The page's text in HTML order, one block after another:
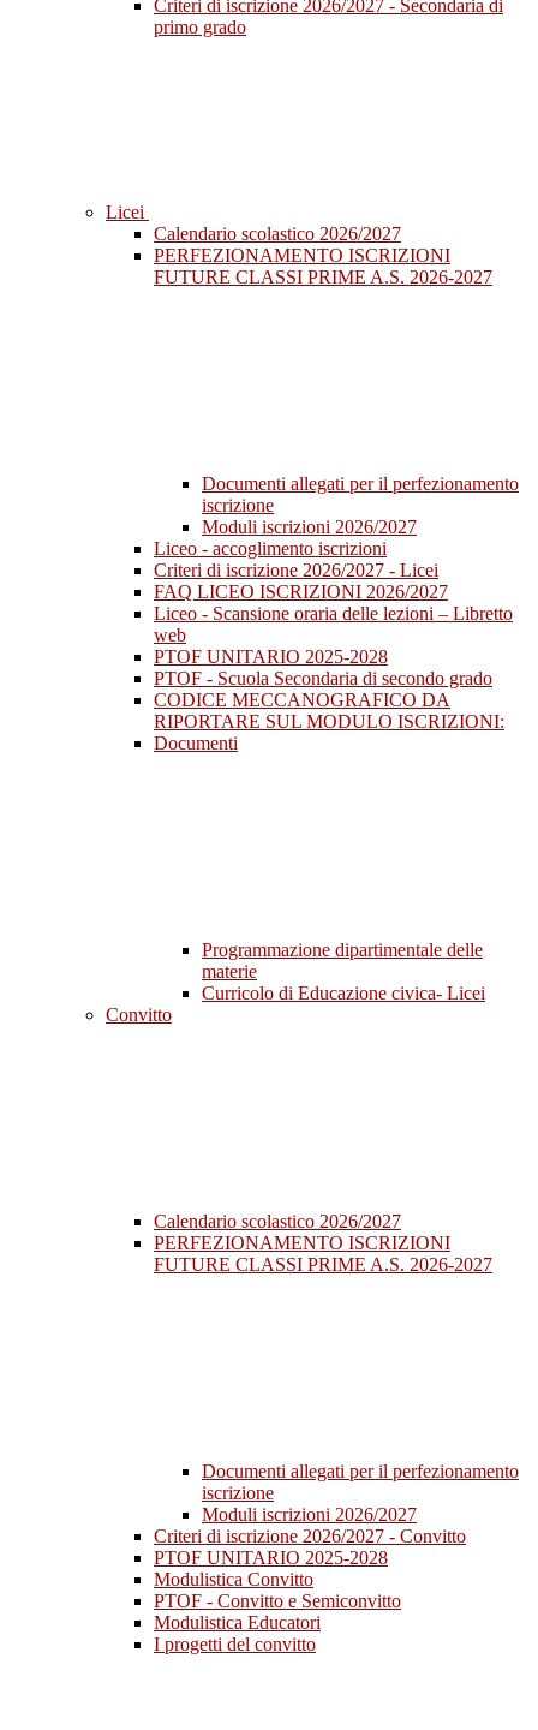
Criteri di iscrizione 2026/2027 - Secondaria di
primo grado
Licei
Calendario scolastico 2026/2027
PERFEZIONAMENTO ISCRIZIONI
FUTURE CLASSI PRIME A.S. 2026-2027
Documenti allegati per il perfezionamento
iscrizione
Moduli iscrizioni 2026/2027
Liceo - accoglimento iscrizioni
Criteri di iscrizione 2026/2027 - Licei
FAQ LICEO ISCRIZIONI 2026/2027
Liceo - Scansione oraria delle lezioni – Libretto
web
PTOF UNITARIO 2025-2028
PTOF - Scuola Secondaria di secondo grado
CODICE MECCANOGRAFICO DA
RIPORTARE SUL MODULO ISCRIZIONI:
Documenti
Programmazione dipartimentale delle
materie
Curricolo di Educazione civica- Licei
Convitto
Calendario scolastico 2026/2027
PERFEZIONAMENTO ISCRIZIONI
FUTURE CLASSI PRIME A.S. 2026-2027
Documenti allegati per il perfezionamento
iscrizione
Moduli iscrizioni 2026/2027
Criteri di iscrizione 2026/2027 - Convitto
PTOF UNITARIO 2025-2028
Modulistica Convitto
PTOF - Convitto e Semiconvitto
Modulistica Educatori
I progetti del convitto